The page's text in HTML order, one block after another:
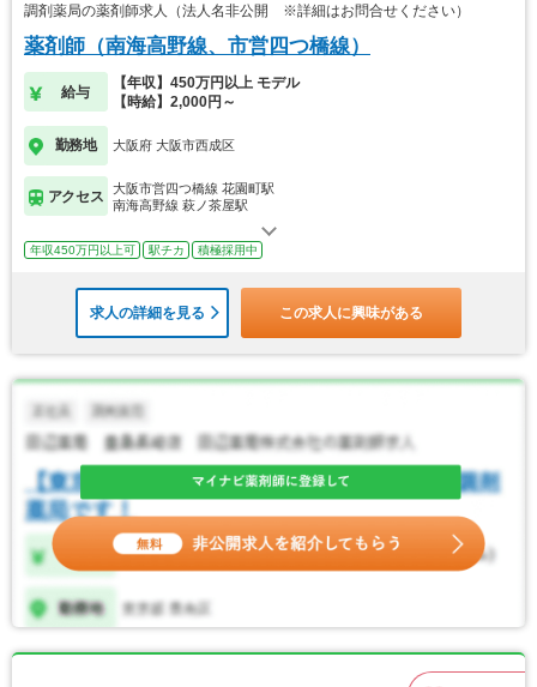
調剤薬局の薬剤師求人（法人名非公開 ※詳細はお問合せください）
薬剤師（南海高野線、市営四つ橋線）
給与
【年収】450万円以上 モデル
【時給】2,000円～
勤務地 大阪府 大阪市西成区
アクセス
大阪市営四つ橋線 花園町駅
南海高野線 萩ノ茶屋駅
年収450万円以上可 駅チカ 積極採用中
求人の詳細を見る この求人に興味がある